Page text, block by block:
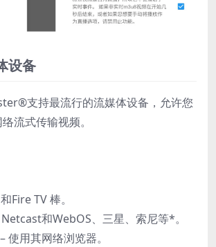
设备
支持最流行的流媒体设备，允许您
流式传输视频。
Fire TV 棒。
和WebOS、三星、索尼等*。
使用其网络浏览器。